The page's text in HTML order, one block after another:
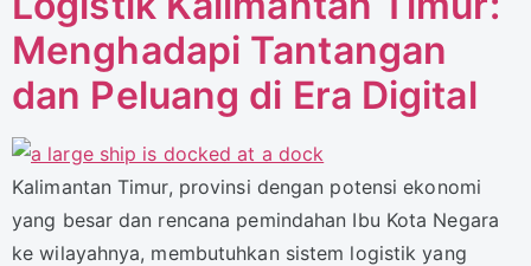
Menghadapi Tantangan
dan Peluang di Era Digital
Kalimantan Timur, provinsi dengan potensi ekonomi
yang besar dan rencana pemindahan Ibu Kota Negara
ke wilayahnya, membutuhkan sistem logistik yang